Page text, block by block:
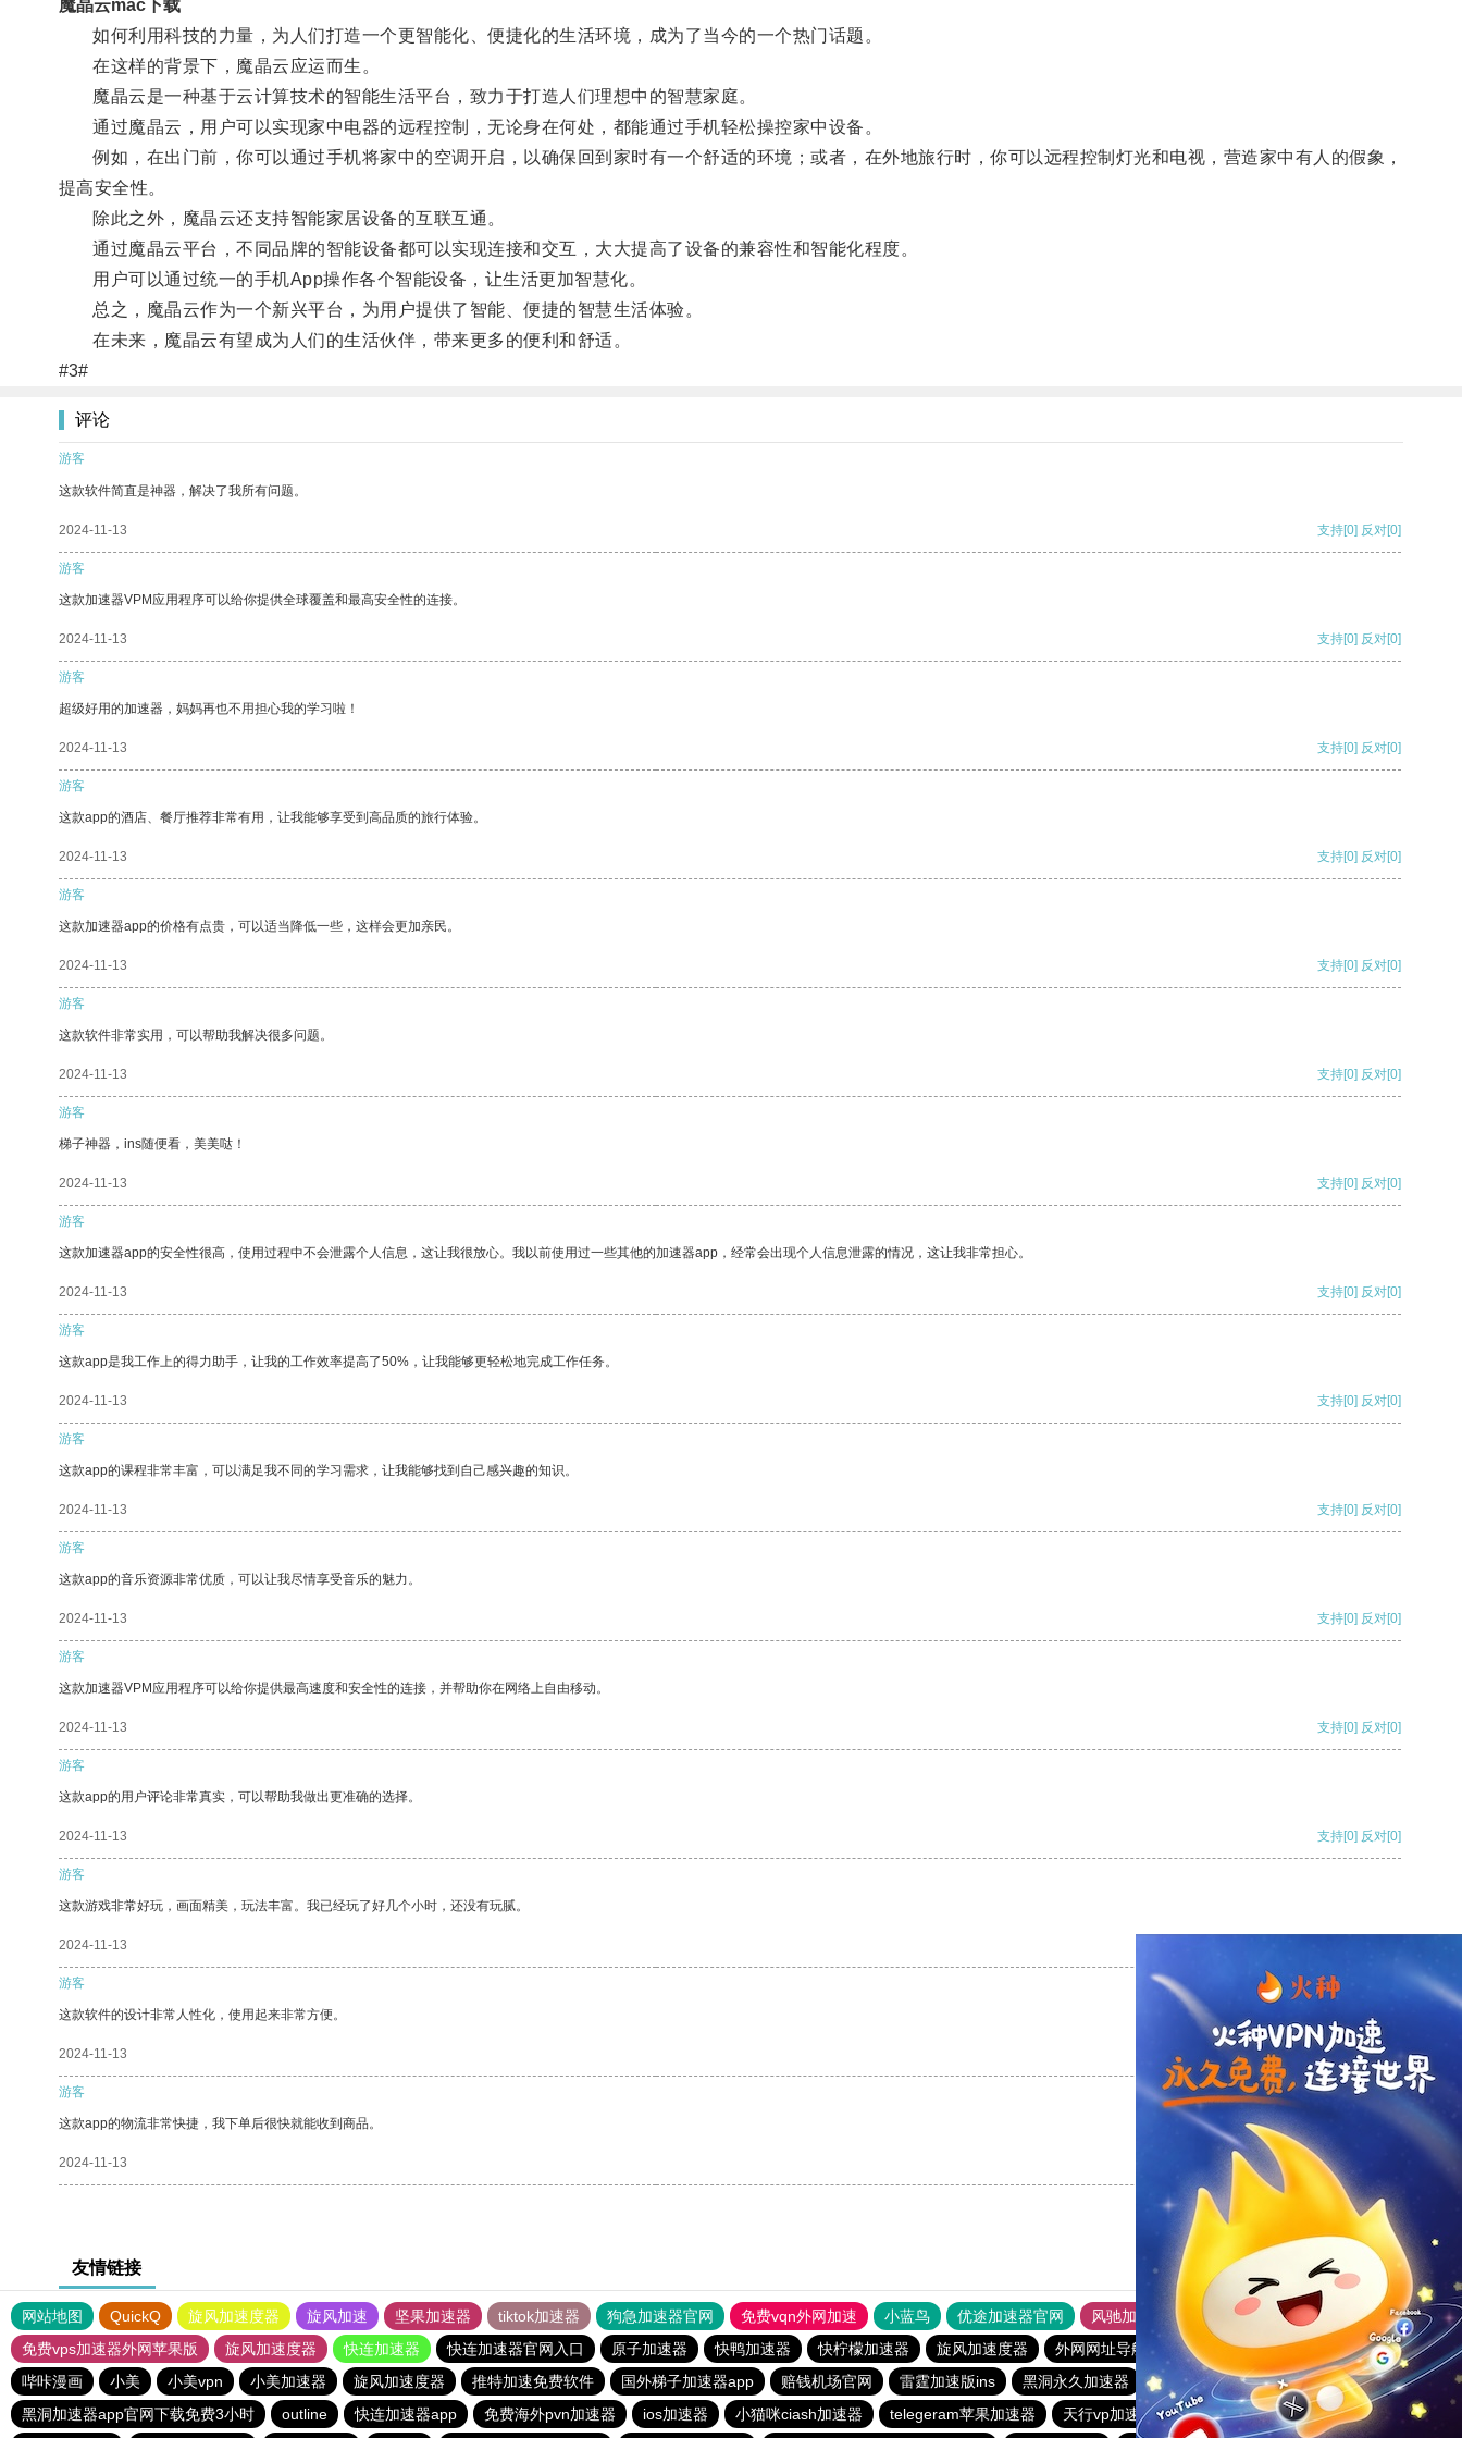
魔晶云mac下载
如何利用科技的力量，为人们打造一个更智能化、便捷化的生活环境，成为了当今的一个热门话题。
在这样的背景下，魔晶云应运而生。
魔晶云是一种基于云计算技术的智能生活平台，致力于打造人们理想中的智慧家庭。
通过魔晶云，用户可以实现家中电器的远程控制，无论身在何处，都能通过手机轻松操控家中设备。
例如，在出门前，你可以通过手机将家中的空调开启，以确保回到家时有一个舒适的环境；或者，在外地旅行时，你可以远程控制灯光和电视，营造家中有人的假象，
提高安全性。
除此之外，魔晶云还支持智能家居设备的互联互通。
通过魔晶云平台，不同品牌的智能设备都可以实现连接和交互，大大提高了设备的兼容性和智能化程度。
用户可以通过统一的手机App操作各个智能设备，让生活更加智慧化。
总之，魔晶云作为一个新兴平台，为用户提供了智能、便捷的智慧生活体验。
在未来，魔晶云有望成为人们的生活伙伴，带来更多的便利和舒适。
#3#
评论
游客
这款软件简直是神器，解决了我所有问题。
2024-11-13 支持[0] 反对[0]
游客
这款加速器VPM应用程序可以给你提供全球覆盖和最高安全性的连接。
2024-11-13 支持[0] 反对[0]
游客
超级好用的加速器，妈妈再也不用担心我的学习啦！
2024-11-13 支持[0] 反对[0]
游客
这款app的酒店、餐厅推荐非常有用，让我能够享受到高品质的旅行体验。
2024-11-13 支持[0] 反对[0]
游客
这款加速器app的价格有点贵，可以适当降低一些，这样会更加亲民。
2024-11-13 支持[0] 反对[0]
游客
这款软件非常实用，可以帮助我解决很多问题。
2024-11-13 支持[0] 反对[0]
游客
梯子神器，ins随便看，美美哒！
2024-11-13 支持[0] 反对[0]
游客
这款加速器app的安全性很高，使用过程中不会泄露个人信息，这让我很放心。我以前使用过一些其他的加速器app，经常会出现个人信息泄露的情况，这让我非常担心。
2024-11-13 支持[0] 反对[0]
游客
这款app是我工作上的得力助手，让我的工作效率提高了50%，让我能够更轻松地完成工作任务。
2024-11-13 支持[0] 反对[0]
游客
这款app的课程非常丰富，可以满足我不同的学习需求，让我能够找到自己感兴趣的知识。
2024-11-13 支持[0] 反对[0]
游客
这款app的音乐资源非常优质，可以让我尽情享受音乐的魅力。
2024-11-13 支持[0] 反对[0]
游客
这款加速器VPM应用程序可以给你提供最高速度和安全性的连接，并帮助你在网络上自由移动。
2024-11-13 支持[0] 反对[0]
游客
这款app的用户评论非常真实，可以帮助我做出更准确的选择。
2024-11-13 支持[0] 反对[0]
游客
这款游戏非常好玩，画面精美，玩法丰富。我已经玩了好几个小时，还没有玩腻。
2024-11-13
游客
这款软件的设计非常人性化，使用起来非常方便。
2024-11-13 支持 [0] 反对 [0]
游客
这款app的物流非常快捷，我下单后很快就能收到商品。
2024-11-13 支持
友情链接
网站地图 QuickQ 旋风加速度器 旋风加速 坚果加速器 tiktok加速器 狗急加速器官网 免费vqn外网加速 小蓝鸟 优途加速器官网 风驰加速器
旋风加速器
免费vps加速器外网苹果版
旋风加速度器 快连加速器 快连加速器官网入口 原子加速器 快鸭加速器 快柠檬加速器 旋风加速度器 外网网址导航 软件中心 雷霆加速
狂飙加速器
哔咔漫画
小美 小美vpn 小美加速器 旋风加速度器 推特加速免费软件 国外梯子加速器app 赔钱机场官网 雷霆加速版ins 黑洞永久加速器
雷霆加器速
黑洞加速器app官网下载免费3小时
outline 快连加速器app 免费海外pvn加速器 ios加速器 小猫咪ciash加速器 telegeram苹果加速器 天行vp加速 快连vp加速器
outline